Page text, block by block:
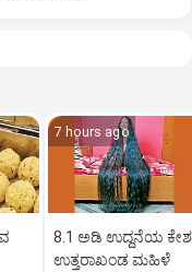
7 hours ago
8.1 ಅಡಿ ಉದ್ದನೆಯ
ಉತ್ತರಾಖಂಡ ಮಹಿಳೆ